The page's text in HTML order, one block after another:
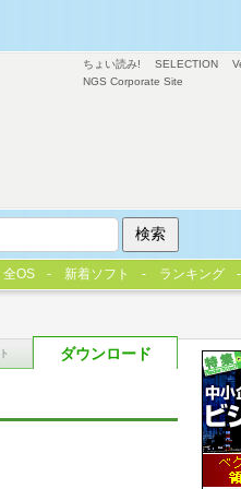
ダウンロード
ちょい読み! SELECTION
NGS Corporate Site
全OS 新着ソフト ランキング